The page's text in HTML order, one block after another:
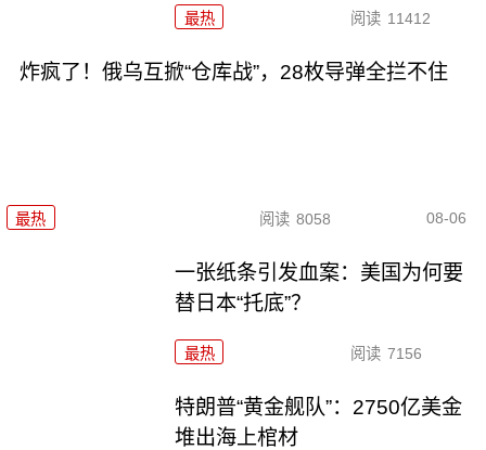
最热 阅读 11412
炸疯了！俄乌互掀“仓库战”，28枚导弹全拦不住
最热 阅读 8058 08-06
一张纸条引发血案：美国为何要
替日本“托底”？
最热 阅读 7156
特朗普“黄金舰队”：2750亿美金
堆出海上棺材